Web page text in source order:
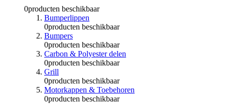
0producten beschikbaar
Bumperlippen
0producten beschikbaar
Bumpers
0producten beschikbaar
Carbon & Polyester delen
0producten beschikbaar
Grill
0producten beschikbaar
Motorkappen & Toebehoren
0producten beschikbaar